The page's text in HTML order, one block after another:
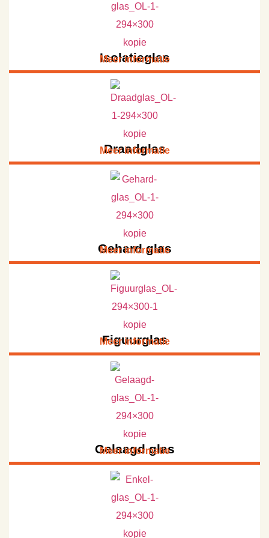
Isolatieglas
Meer informatie
Draadglas
Meer informatie
Gehard glas
Meer informatie
Figuurglas
Meer informatie
Gelaagd glas
Meer informatie